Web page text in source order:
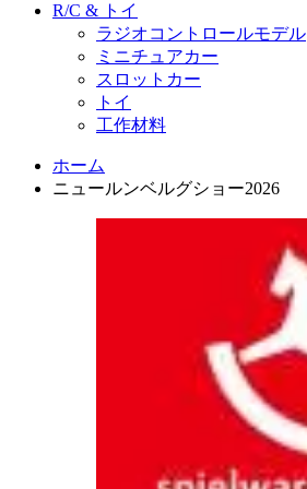
R/C & トイ
ラジオコントロールモデル
ミニチュアカー
スロットカー
トイ
工作材料
ホーム
ニュールンベルグショー2026